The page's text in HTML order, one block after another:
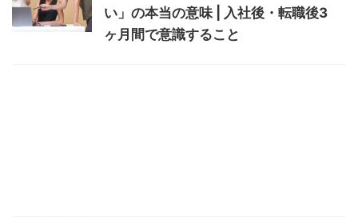
い」の本当の意味 | 入社後・転職後3
ヶ月間で意識すること